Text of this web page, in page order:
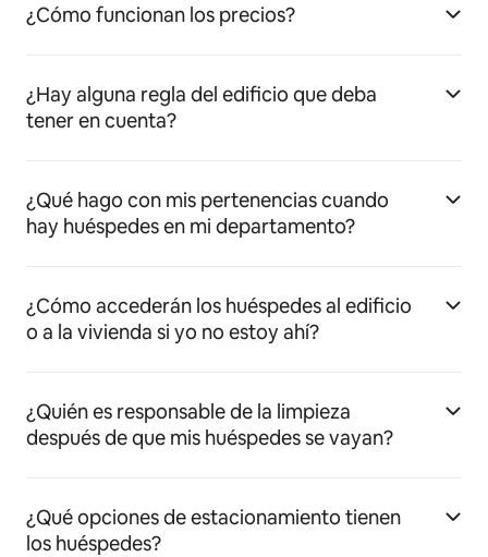
¿Cómo funcionan los precios?
¿Hay alguna regla del edificio que deba
tener en cuenta?
¿Qué hago con mis pertenencias cuando
hay huéspedes en mi departamento?
¿Cómo accederán los huéspedes al edificio
o a la vivienda si yo no estoy ahí?
¿Quién es responsable de la limpieza
después de que mis huéspedes se vayan?
¿Qué opciones de estacionamiento tienen
los huéspedes?